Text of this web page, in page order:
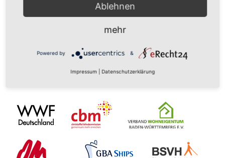
Empfohlen durch:
Ablehnen
mehr
Powered by &
Impressum Datenschutzerklärung